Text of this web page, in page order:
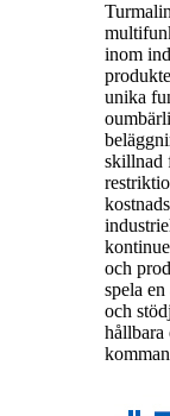
inom
unika
skillnad
och
spela
och